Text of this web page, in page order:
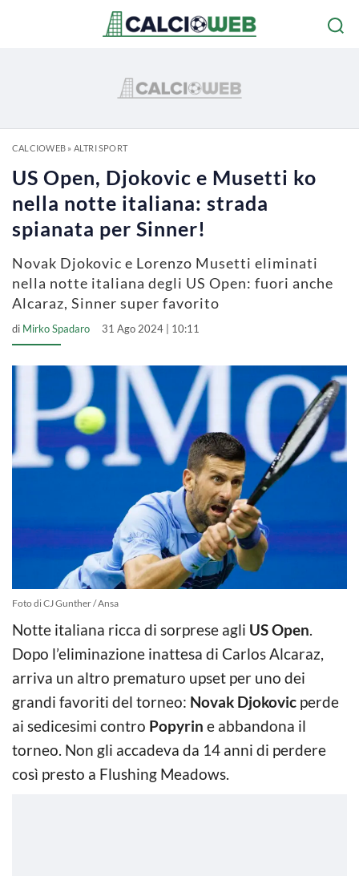
CALCIOWEB» ALTRI SPORT
US Open, Djokovic e Musetti ko
nella notte italiana: strada
spianata per Sinner!
Novak Djokovic e Lorenzo Musetti eliminati
nella notte italiana degli US Open: fuori anche
Alcaraz, Sinner super favorito
di Mirko Spadaro 31 Ago 2024 | 10:11
Foto di CJ Gunther / Ansa
Notte italiana ricca di sorprese agli US Open.
Dopo l’eliminazione inattesa di Carlos Alcaraz,
arriva un altro prematuro upset per uno dei
grandi favoriti del torneo: Novak Djokovic perde
ai sedicesimi contro Popyrin e abbandona il
torneo. Non gli accadeva da 14 anni di perdere
così presto a Flushing Meadows.